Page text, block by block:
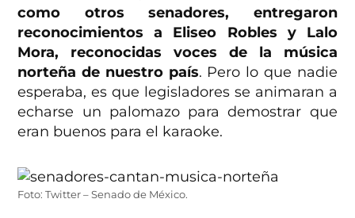
como otros senadores, entregaron
reconocimientos a Eliseo Robles y Lalo
Mora, reconocidas voces de la música
norteña de nuestro país. Pero lo que nadie
esperaba, es que legisladores se animaran a
echarse un palomazo para demostrar que
eran buenos para el karaoke.
Foto: Twitter – Senado de México.